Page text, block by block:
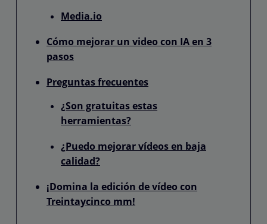
Media.io
Cómo mejorar un video con IA en 3
pasos
Preguntas frecuentes
¿Son gratuitas estas
herramientas?
¿Puedo mejorar vídeos en baja
calidad?
¡Domina la edición de vídeo con
Treintaycinco mm!